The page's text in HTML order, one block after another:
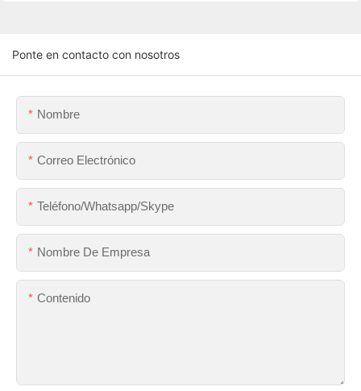
Ponte en contacto con nosotros
Nombre
Correo Electrónico
Teléfono/whatsapp/skype
Nombre De Empresa
Contenido